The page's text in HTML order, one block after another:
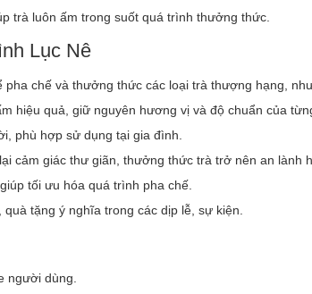
trà luôn ấm trong suốt quá trình thưởng thức.
Lục Nê
chế và thưởng thức các loại trà thượng hạng,
hiệu quả, giữ nguyên hương vị và độ chuẩn của
phù hợp sử dụng tại gia đình.
cảm giác thư giãn, thưởng thức trà trở nên an lành
tối ưu hóa quá trình pha chế.
tặng ý nghĩa trong các dịp lễ, sự kiện.
người dùng.